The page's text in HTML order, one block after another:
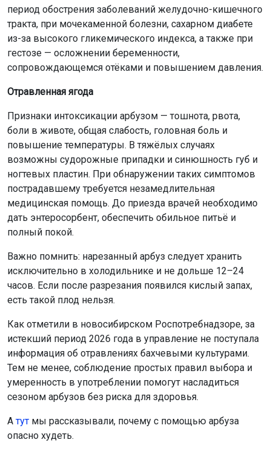
период обострения заболеваний желудочно-кишечного
тракта, при мочекаменной болезни, сахарном диабете
из-за высокого гликемического индекса, а также при
гестозе — осложнении беременности,
сопровождающемся отёками и повышением давления.
Отравленная ягода
Признаки интоксикации арбузом — тошнота, рвота,
боли в животе, общая слабость, головная боль и
повышение температуры. В тяжёлых случаях
возможны судорожные припадки и синюшность губ и
ногтевых пластин. При обнаружении таких симптомов
пострадавшему требуется незамедлительная
медицинская помощь. До приезда врачей необходимо
дать энтеросорбент, обеспечить обильное питьё и
полный покой.
Важно помнить: нарезанный арбуз следует хранить
исключительно в холодильнике и не дольше 12–24
часов. Если после разрезания появился кислый запах,
есть такой плод нельзя.
Как отметили в новосибирском Роспотребнадзоре, за
истекший период 2026 года в управление не поступала
информация об отравлениях бахчевыми культурами.
Тем не менее, соблюдение простых правил выбора и
умеренность в употреблении помогут насладиться
сезоном арбузов без риска для здоровья.
Атут мы рассказывали, почему с помощью арбуза
опасно худеть.